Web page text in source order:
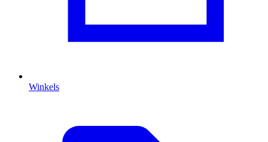
Winkels